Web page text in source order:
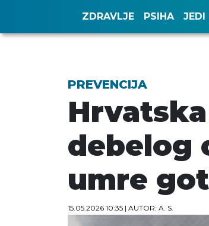
ZDRAVLJE PSIHA JEDI
PREVENCIJA
debelog
umre
15.05.2026 10:35 | AUTOR: A. S.